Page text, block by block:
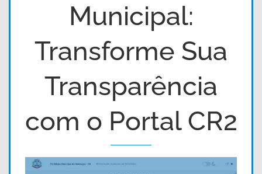
Municipal:
Transforme Sua
Transparência
com o Portal CR2